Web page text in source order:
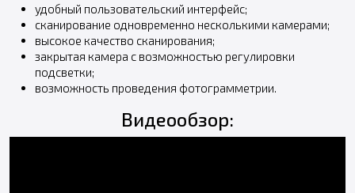
удобный пользовательский интерфейс;
сканирование одновременно несколькими камерами;
высокое качество сканирования;
закрытая камера с возможностью регулировки
подсветки;
возможность проведения фотограмметрии.
Видеообзор: